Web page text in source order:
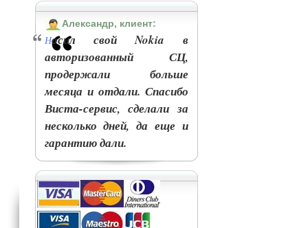
Александр, клиент:
Носил свой Nokia в
авторизованный СЦ,
продержали больше
месяца и отдали. Спасибо
Виста-сервис, сделали за
несколько дней, да еще и
гарантию дали.